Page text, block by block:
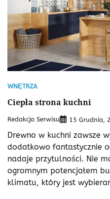
WNĘTRZA
Ciepła strona kuchni
Redakcja Serwisu 15 Grudnia,
Drewno w kuchni zawsze
dodatkowo fantastycznie
nadaje przytulności. Nie
ogromnym potencjałem
klimatu, który jest